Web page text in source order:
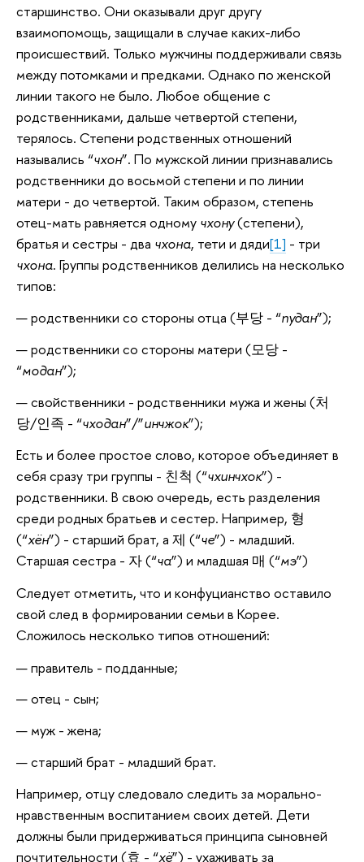
старшинство. Они оказывали друг другу
взаимопомощь, защищали в случае каких-либо
происшествий. Только мужчины поддерживали связь
между потомками и предками. Однако по женской
линии такого не было. Любое общение с
родственниками, дальше четвертой степени,
терялось. Степени родственных отношений
назывались “чхон”. По мужской линии признавались
родственники до восьмой степени и по линии
матери - до четвертой. Таким образом, степень
отец-мать равняется одному чхону(степени),
братья и сестры - два чхона, тети и дяди[1] - три
чхона. Группы родственников делились на несколько
типов:
родственники со стороны отца (부당 - “пудан”);
родственники со стороны матери (모당 -
“модан”);
свойственники - родственники мужа и жены (처
당/인족 - “чходан”/”инчжок”);
Есть и более простое слово, которое объединяет в
себя сразу три группы - 친척 (“чхинчхок”) -
родственники. В свою очередь, есть разделения
среди родных братьев и сестер. Например, 형
(“хён”) - старший брат, а 제 (“че”) - младший.
Старшая сестра - 자 (“ча”) и младшая 매 (“мэ”)
Следует отметить, что и конфуцианство оставило
свой след в формировании семьи в Корее.
Сложилось несколько типов отношений:
правитель - подданные;
отец - сын;
муж - жена;
старший брат - младший брат.
Например, отцу следовало следить за морально-
нравственным воспитанием своих детей. Дети
должны были придерживаться принципа сыновней
почтительности (효 - “хё”) - ухаживать за